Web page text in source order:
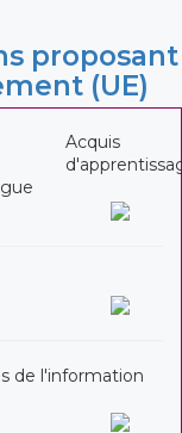
proposant
(UE)
Acquis
de l'information